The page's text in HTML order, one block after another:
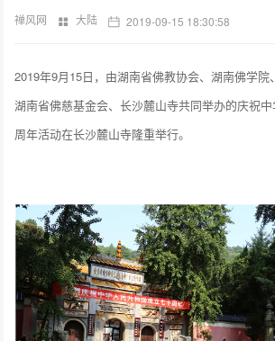
禅风网 大陆 2019-09-15 18:30:58
2019年9月15日，由湖南省佛教协会、湖南佛学院
湖南省佛慈基金会、长沙麓山寺共同举办的庆祝
周年活动在长沙麓山寺隆重举行。